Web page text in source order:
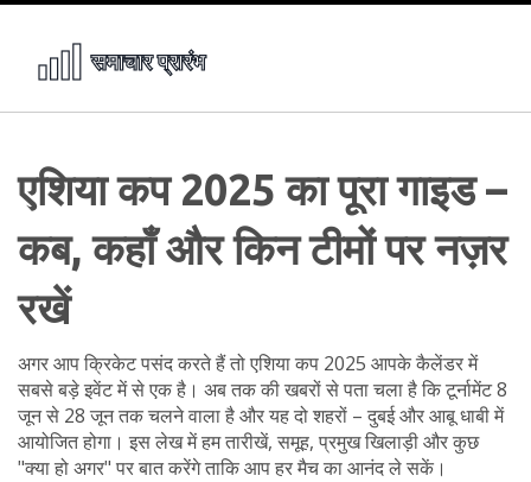
एशिया कप 2025 का पूरा गाइड –
कब, कहाँ और किन टीमों पर नज़र
रखें
अगर आप क्रिकेट पसंद करते हैं तो एशिया कप 2025 आपके कैलेंडर में
सबसे बड़े इवेंट में से एक है। अब तक की खबरों से पता चला है कि टूर्नामेंट 8
जून से 28 जून तक चलने वाला है और यह दो शहरों – दुबई और आबू धाबी में
आयोजित होगा। इस लेख में हम तारीखें, समूह, प्रमुख खिलाड़ी और कुछ
"क्या हो अगर" पर बात करेंगे ताकि आप हर मैच का आनंद ले सकें।